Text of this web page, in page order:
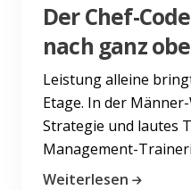
Der Chef-
nach ganz
Leistung alleine
Etage. In der
Strategie und lautes
Management-
Weiterlesen